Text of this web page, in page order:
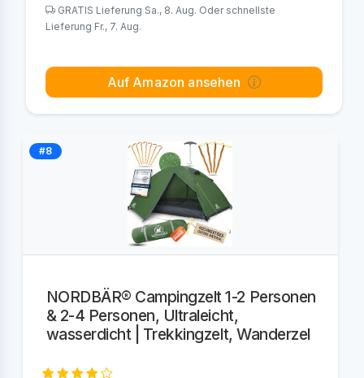
GRATIS Lieferung Sa., 8. Aug. Oder schnellste
Lieferung Fr., 7. Aug.
Auf Amazon ansehen
#8
NORDBÄR® Campingzelt 1-2 Personen
& 2-4 Personen, Ultraleicht,
wasserdicht | Trekkingzelt, Wanderzel